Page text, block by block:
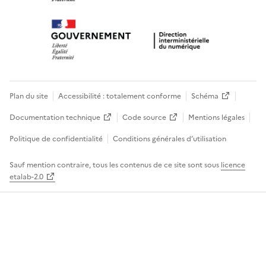
Plan du site Accessibilité : totalement conforme
Schéma
Documentation technique
Code source
Mentions légales
Politique de confidentialité
Conditions générales d’utilisation
Sauf mention contraire, tous les contenus de ce site sont sous licence
etalab-2.0